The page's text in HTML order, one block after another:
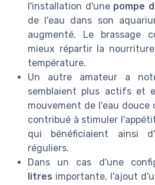
l'installation d'une pompe
de l'eau dans son
augmenté. Le brassage
mieux répartir la
température.
Un autre amateur a
semblaient plus actifs et
mouvement de l'eau douce
contribué à stimuler
qui bénéficiaient ainsi
réguliers.
Dans un cas d'une
litres importante, l'ajout